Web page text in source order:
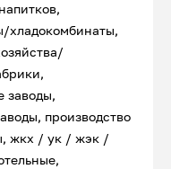
хладокомбинаты,
заводы,
производство
жкх / ук / жэк /